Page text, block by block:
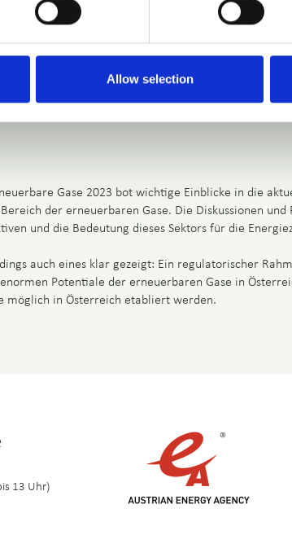
Allow selection
Biogasbranche von BioG GmbH
Gasen durch TÜV Süd
der Energie Steiermark
Gase 2023 bot wichtige Einblicke in die
der erneuerbaren Gase. Die Diskussionen und
und die Bedeutung dieses Sektors für die
auch eines klar gezeigt: Ein regulatorischer
Potentiale der erneuerbaren Gase in
möglich in Österreich etabliert werden.
13 Uhr)